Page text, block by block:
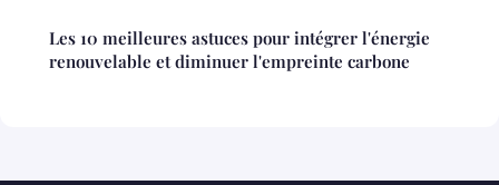
Les 10 meilleures astuces pour intégrer l'énergie
renouvelable et diminuer l'empreinte carbone